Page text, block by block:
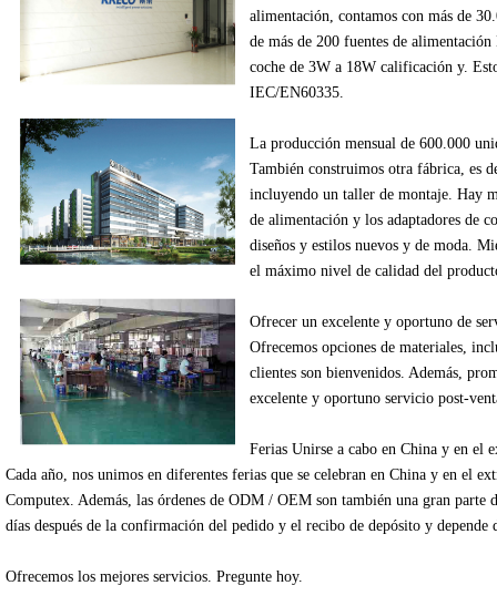
alimentación contamos con más de
de más de 200 fuentes de alimentación
coche de 3W a 18W calificación y.
IEC/EN60335
La producción mensual de 600.000
También construimos otra fábrica , es
incluyendo un taller de montaje Hay
de alimentación y los adaptadores de
diseños y estilos nuevos y de moda.
el máximo nivel de calidad del
Ofrecer un excelente y oportuno de
Ofrecemos opciones de materiales ,
clientes son bienvenidos. Además ,
excelente y oportuno servicio post-
Ferias Unirse a cabo en China y en el
Cada año , nos unimos en diferentes ferias que se celebran en China y en el
Computex Además , las órdenes de ODM / OEM son también una gran parte
días después de la confirmación del pedido y el recibo de depósito y depende
Ofrecemos los mejores servicios. Pregunte hoy.